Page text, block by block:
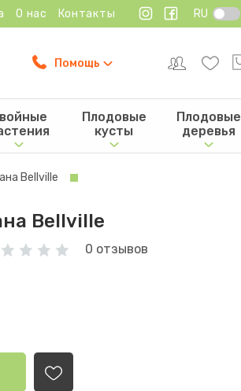
О нас Контакты RU
Помощь
Плодовые
кусты
Плодовые
деревья
Bellville
Bellville
0 отзывов